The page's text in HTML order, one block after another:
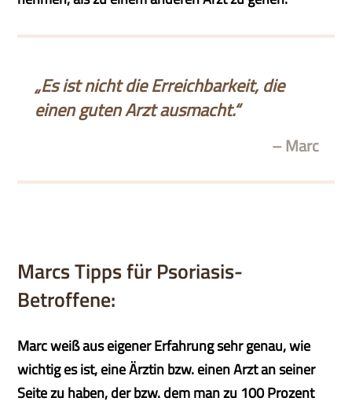
„Es ist nicht die Erreichbarkeit, die
einen guten Arzt ausmacht.“
– Marc
Marcs Tipps für Psoriasis-
Betroffene:
Marc weiß aus eigener Erfahrung sehr genau, wie
wichtig es ist, eine Ärztin bzw. einen Arzt an seiner
Seite zu haben, der bzw. dem man zu 100 Prozent